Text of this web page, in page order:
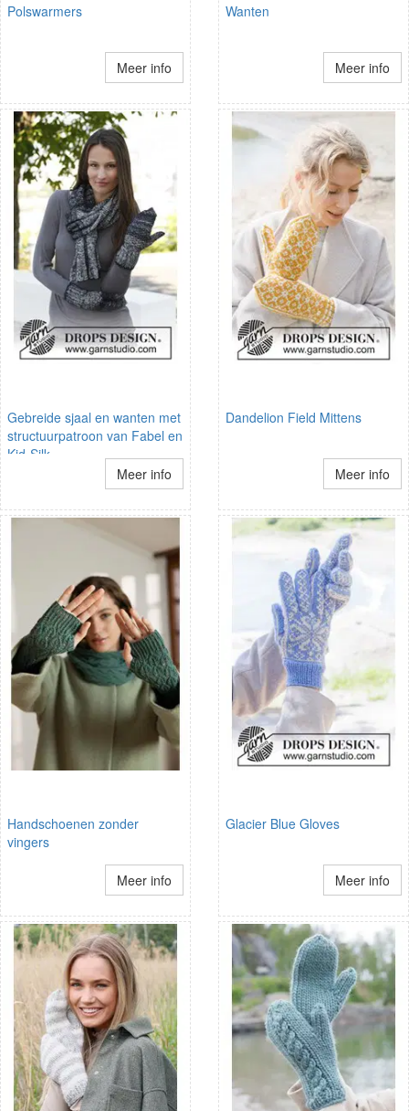
Polswarmers
Meer info
Wanten
Meer info
Gebreide sjaal en wanten met
structuurpatroon van Fabel en
Kid-Silk.
Meer info
Dandelion Field Mittens
Meer info
Handschoenen zonder
vingers
Meer info
Glacier Blue Gloves
Meer info